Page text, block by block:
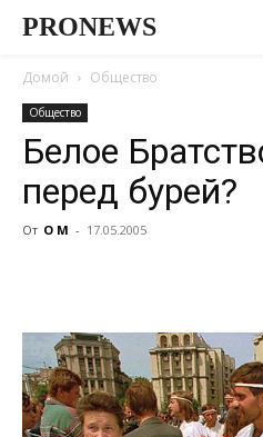
PRONEWS
Домой Общество
Общество
Белое
перед бурей?
От О М - 17.05.2005